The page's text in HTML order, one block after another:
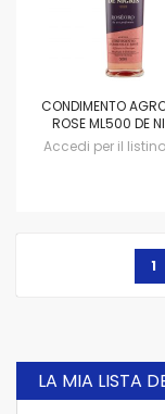
CONDIMENTO
ROSE ML500 DE
Accedi per il
la
1
LA MIA LISTA